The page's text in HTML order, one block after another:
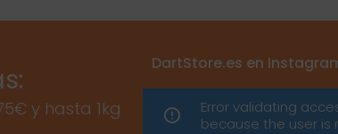
y hasta 1kg
DartStore.es en
Error validating
because the user is